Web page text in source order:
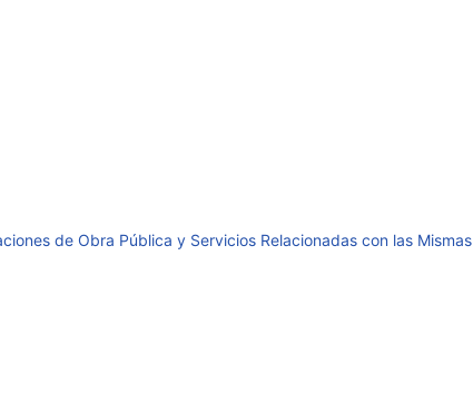
de Obra Pública y Servicios Relacionadas con las Mismas